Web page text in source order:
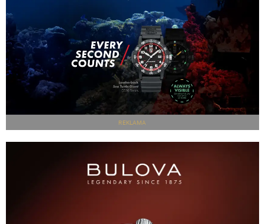
REKLAMA